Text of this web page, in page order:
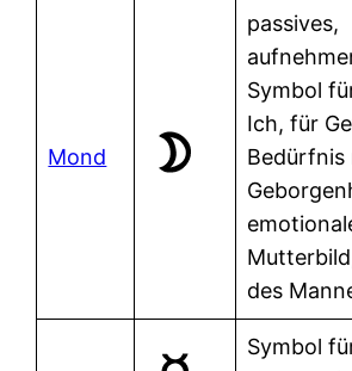
Mond
passives,
Symbol
Ich, für
Bedürfnis
des
Symbol